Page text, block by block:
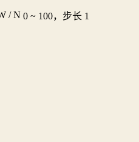
/ N 0 ~ 100，步长 1